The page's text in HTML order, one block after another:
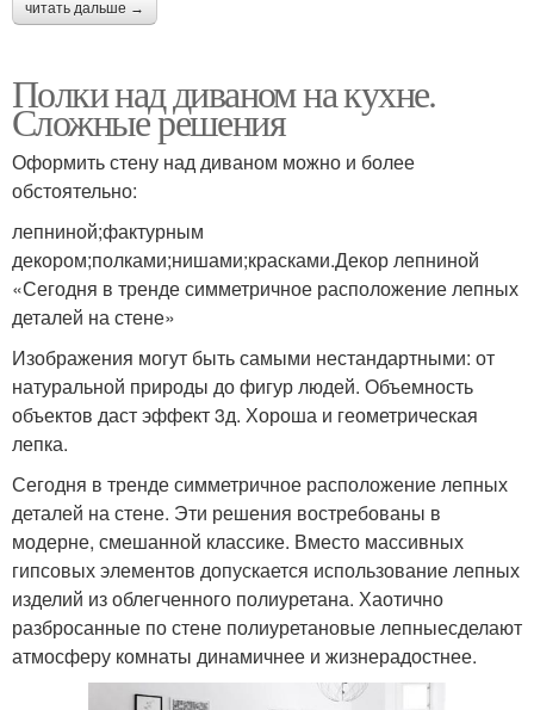
читать дальше →
Полки над диваном на кухне.
Сложные решения
Оформить стену над диваном можно и более
обстоятельно:
лепниной;фактурным
декором;полками;нишами;красками.Декор лепниной
«Сегодня в тренде симметричное расположение лепных
деталей на стене»
Изображения могут быть самыми нестандартными: от
натуральной природы до фигур людей. Объемность
объектов даст эффект 3д. Хороша и геометрическая
лепка.
Сегодня в тренде симметричное расположение лепных
деталей на стене. Эти решения востребованы в
модерне, смешанной классике. Вместо массивных
гипсовых элементов допускается использование лепных
изделий из облегченного полиуретана. Хаотично
разбросанные по стене полиуретановые лепныесделают
атмосферу комнаты динамичнее и жизнерадостнее.